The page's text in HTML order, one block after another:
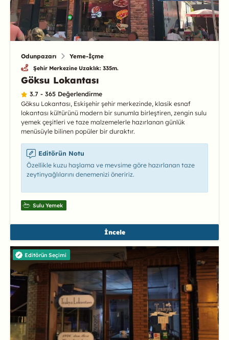
Odunpazarı Yeme-İçme
Şehir Merkezine Uzaklık: 335m.
Göksu Lokantası
3.7 - 365 Değerlendirme
Göksu Lokantası, Eskişehir şehir merkezinde, klasik esnaf
lokantası kültürünü modern bir sunumla birleştiren, zengin sulu
yemek çeşitleri ve taze malzemelerle hazırlanan günlük
menüsüyle bilinen popüler bir duraktır.
Editörün Notu
Özellikle kuzu haşlama ve mevsime göre hazırlanan taze
zeytinyağlılarını denemenizi öneririz.
Sulu Yemek
İncele
Editörün Seçimi